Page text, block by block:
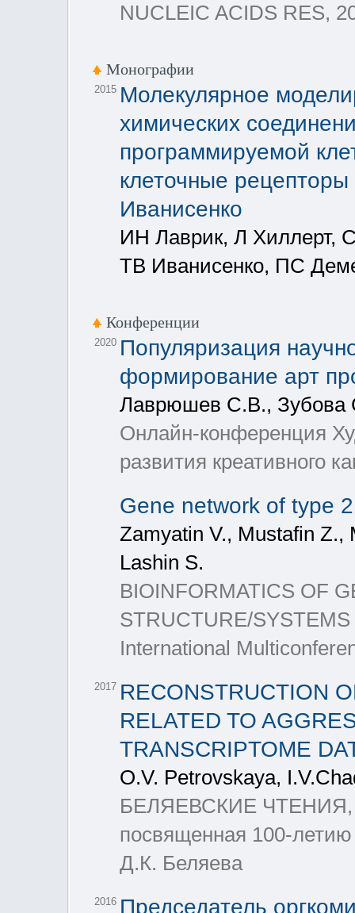
NUCLEIC ACIDS RES,
Монографии
2015 Молекулярное
химических
программируемой
клеточные
Иванисенко
ИН Лаврик, Л Хиллерт,
ТВ Иванисенко, ПС
Конференции
2020 Популяризация
формирование арт
Лаврюшев С.В., Зубова
Онлайн-конференция
развития креативного
Gene network of type
Zamyatin V., Mustafin Z.,
Lashin S.
BIOINFORMATICS OF
STRUCTURE/
International
2017 RECONSTRUCTION
RELATED TO
TRANSCRIPTOME
O.V. Petrovskaya,
БЕЛЯЕВСКИЕ ЧТЕНИЯ,
посвященная 100-
Д.К. Беляева
2016 Председатель